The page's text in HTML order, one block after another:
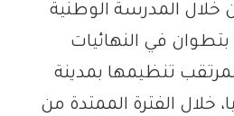
خلال المدرسة الوطنية
في النهائيات
تنظيمها بمدينة
خلال الفترة الممتدة من